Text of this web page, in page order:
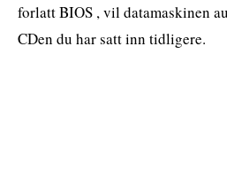
forlatt BIOS , vil datamaskinen
CDen du har satt inn tidligere.